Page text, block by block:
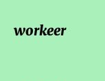
workeer